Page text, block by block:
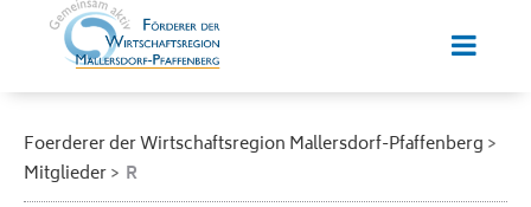
Foerderer der Wirtschaftsregion Mallersdorf-Pfaffenberg
Mitglieder
R